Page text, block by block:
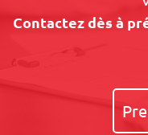
Contactez dès à